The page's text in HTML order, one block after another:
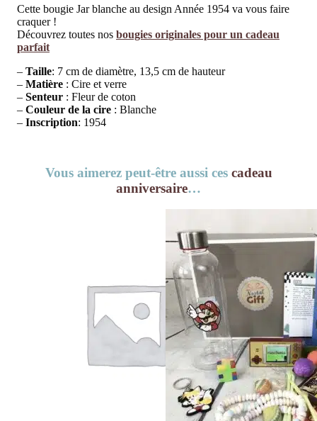
Cette bougie Jar blanche au design Année 1954 va vous faire
craquer !
Découvrez toutes nos bougies originales pour un cadeau
parfait
– Taille: 7 cm de diamètre, 13,5 cm de hauteur
– Matière : Cire et verre
– Senteur : Fleur de coton
– Couleur de la cire : Blanche
– Inscription: 1954
Vous aimerez peut-être aussi ces cadeau
anniversaire…